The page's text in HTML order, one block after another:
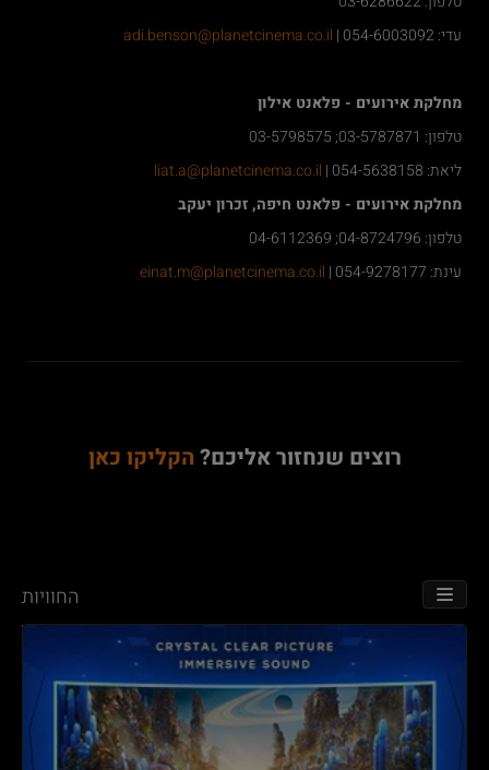
עדי: 054-6003092 |
adi.benson@planetcinema.co.il
מחלקת אירועים - פלאנט אילון
טלפון: 03-5787871; 03-5798575
ליאת: 054-5638158 |
liat.a@planetcinema.co.il
מחלקת אירועים - פלאנט חיפה, זכרון יעקב
טלפון: 04-8724796; 04-6112369
עינת: 054-9278177 |
einat.m@planetcinema.co.il
רוצים שנחזור אליכם? הקליקו כאן
החוויות TOGGLE NAVIGATION